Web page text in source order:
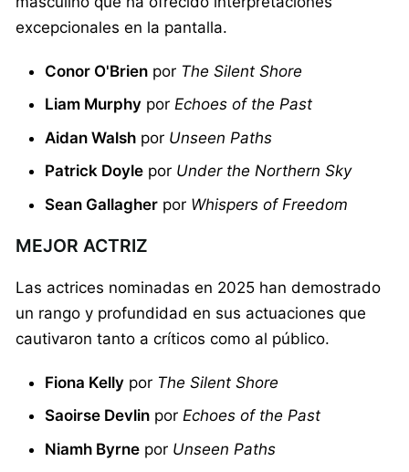
excepcionales en la pantalla.
Conor O'Brien por The Silent Shore
Liam Murphy por Echoes of the Past
Aidan Walsh por Unseen Paths
Patrick Doyle por Under the Northern Sky
Sean Gallagher por Whispers of Freedom
MEJOR ACTRIZ
Las actrices nominadas en 2025 han demostrado
un rango y profundidad en sus actuaciones que
cautivaron tanto a críticos como al público.
Fiona Kelly por The Silent Shore
Saoirse Devlin por Echoes of the Past
Niamh Byrne por Unseen Paths